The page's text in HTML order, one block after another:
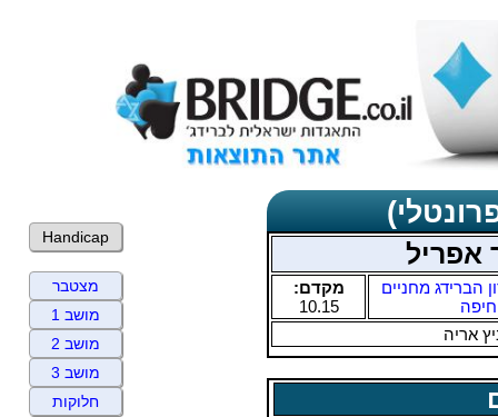
אפריל
הברידג מחניים
חיפה
מקדם:
10.15
אריה
Handicap
מצטבר
מושב 1
מושב 2
מושב 3
חלוקות